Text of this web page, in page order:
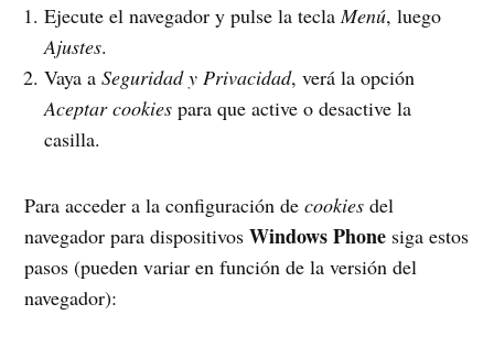
Ejecute el navegador y pulse la tecla Menú, luego
Ajustes.
Vaya aSeguridad y Privacidad, verá la opción
Aceptar cookies para que active o desactive la
casilla.
Para acceder a la configuración decookies del
navegador para dispositivosWindows Phone siga estos
pasos (pueden variar en función de la versión del
navegador):